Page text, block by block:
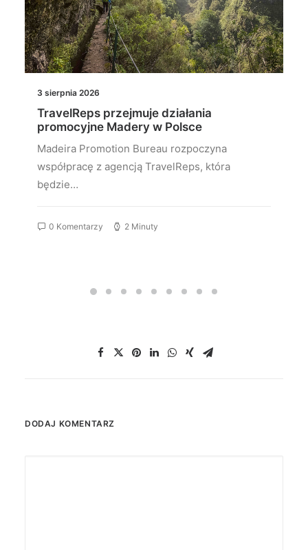
3 sierpnia 2026
TravelReps przejmuje działania
promocyjne Madery w Polsce
Madeira Promotion Bureau rozpoczyna
współpracę z agencją TravelReps, która
będzie…
0 Komentarzy 2 Minuty
DODAJ KOMENTARZ